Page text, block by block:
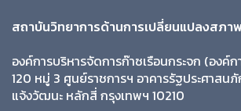
สถาบันวิทยาการด้านการเปลี่ยนแปลงสภา
องค์การบริหารจัดการก๊าซเรือนกระจก (องค์
120 หมู่ 3 ศูนย์ราชการฯ อาคารรัฐประศาสน
แจ้งวัฒนะ หลักสี่ กรุงเทพฯ 10210